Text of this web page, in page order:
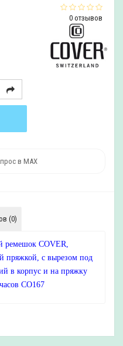
0 отзывов
в MAX
(0)
ремешок COVER,
пряжкой, с вырезом под
в корпус и на пряжку
CO167